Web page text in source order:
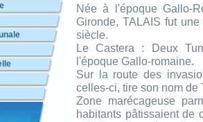
Née à l'époque Gallo-
Gironde, TALAIS fut
siècle.
Le Castera : Deux
l'époque Gallo-romaine.
Sur la route des
celles-ci, tire son nom
Zone marécageuse
habitants pâtissaient de